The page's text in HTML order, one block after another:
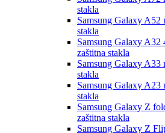
stakla
Samsung Galaxy A52
stakla
Samsung Galaxy A32
zaštitna stakla
Samsung Galaxy A33
stakla
Samsung Galaxy A23
stakla
Samsung Galaxy Z
zaštitna stakla
Samsung Galaxy Z